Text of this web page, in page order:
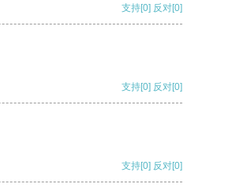
支持[0] 反对[0]
支持[0] 反对[0]
支持[0] 反对[0]